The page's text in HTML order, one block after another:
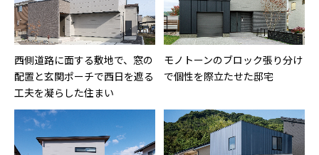
西側道路に面する敷地で、窓の
配置と玄関ポーチで西日を遮る
工夫を凝らした住まい
モノトーンのブロック張り分け
で個性を際立たせた邸宅